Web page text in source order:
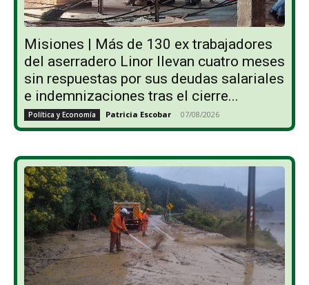
Misiones | Más de 130 ex trabajadores
del aserradero Linor llevan cuatro meses
sin respuestas por sus deudas salariales
e indemnizaciones tras el cierre...
Política y Economía Patricia Escobar - 07/08/2026